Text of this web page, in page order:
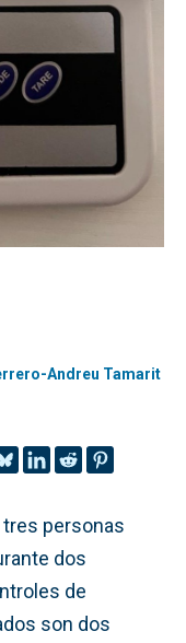
Andreu Tamarit
tres personas
dos
de
son dos